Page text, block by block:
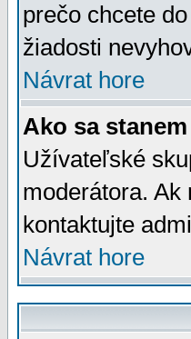
prečo chcete
žiadosti
Návrat hore
Ako sa
Užívateľské
moderátora.
kontaktujte
Návrat hore